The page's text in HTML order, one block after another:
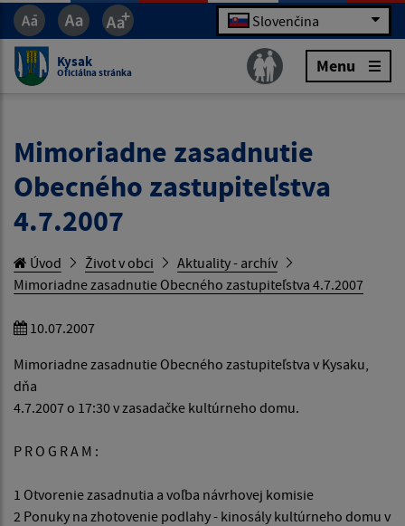
Slovenčina
Kysak
Oficiálna stránka Menu
Mimoriadne zasadnutie
Obecného zastupiteľstva
4.7.2007
Úvod Život v obci
Aktuality - archív
Mimoriadne zasadnutie Obecného zastupiteľstva 4.7.2007
10.07.2007
Mimoriadne zasadnutie Obecného zastupiteľstva v Kysaku,
dňa
4.7.2007 o 17:30 v zasadačke kultúrneho domu.
P R O G R A M :
1 Otvorenie zasadnutia a voľba návrhovej komisie
2 Ponuky na zhotovenie podlahy - kinosály kultúrneho domu v